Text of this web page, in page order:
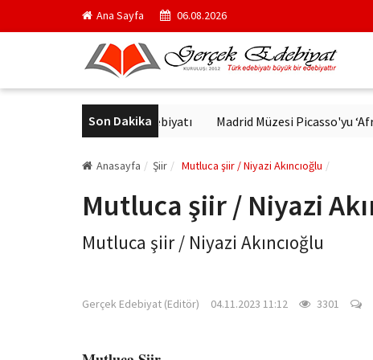
Ana Sayfa 06.08.2026
Son Dakika
Modern Alman Edebiyatı Madrid Müzesi Picasso'yu ‘Afrika
Anasayfa Şiir Mutluca şiir / Niyazi Akıncıoğlu
Mutluca şiir / Niyazi
Mutluca şiir / Niyazi Akıncıoğlu
Gerçek Edebiyat (Editör) 04.11.2023 11:12 3301